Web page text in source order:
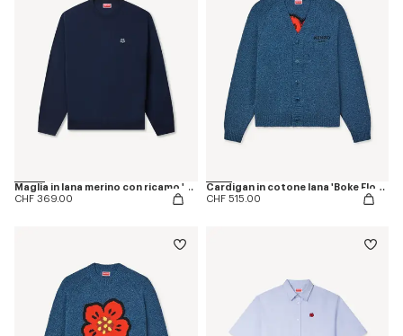
Maglia in lana merino con ricamo 'Boke Flower'
CHF 369.00
Cardigan in cotone lana 'Boke Flower'
CHF 515.00